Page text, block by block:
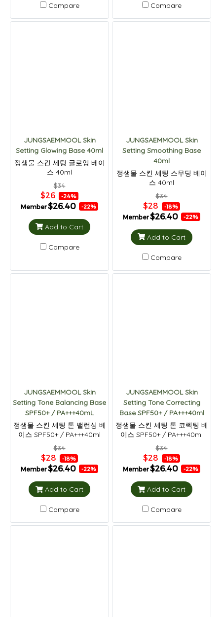
Compare Compare
JUNGSAEMMOOL Skin
Setting Glowing Base 40ml
정샘물 스킨 세팅 글로잉 베이
스 40ml
$34
$26 -24%
Member$26.40 -22%
Add to Cart
Compare
JUNGSAEMMOOL Skin
Setting Smoothing Base
40ml
정샘물 스킨 세팅 스무딩 베이
스 40ml
$34
$28 -18%
Member$26.40 -22%
Add to Cart
Compare
JUNGSAEMMOOL Skin
Setting Tone Balancing Base
SPF50+ / PA+++40mL
정샘물 스킨 세팅 톤 밸런싱 베
이스 SPF50+ / PA+++40ml
$34
$28 -18%
Member$26.40 -22%
Add to Cart
Compare
JUNGSAEMMOOL Skin
Setting Tone Correcting
Base SPF50+ / PA+++40ml
정샘물 스킨 세팅 톤 코렉팅 베
이스 SPF50+ / PA+++40ml
$34
$28 -18%
Member$26.40 -22%
Add to Cart
Compare